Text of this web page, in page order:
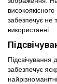
забезпечує не
використанні.
забезпечує